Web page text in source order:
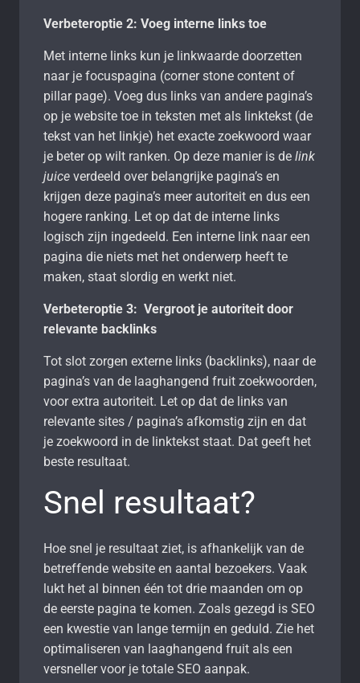
Verbeteroptie 2: Voeg interne links toe
Met interne links kun je linkwaarde doorzetten
naar je focuspagina (corner stone content of
pillar page). Voeg dus links van andere pagina’s
op je website toe in teksten met als linktekst (de
tekst van het linkje) het exacte zoekwoord waar
je beter op wilt ranken. Op deze manier is de link
juice verdeeld over belangrijke pagina’s en
krijgen deze pagina’s meer autoriteit en dus een
hogere ranking. Let op dat de interne links
logisch zijn ingedeeld. Een interne link naar een
pagina die niets met het onderwerp heeft te
maken, staat slordig en werkt niet.
Verbeteroptie 3: Vergroot je autoriteit door
relevante backlinks
Tot slot zorgen externe links (backlinks), naar de
pagina’s van de laaghangend fruit zoekwoorden,
voor extra autoriteit. Let op dat de links van
relevante sites / pagina’s afkomstig zijn en dat
je zoekwoord in de linktekst staat. Dat geeft het
beste resultaat.
Snel resultaat?
Hoe snel je resultaat ziet, is afhankelijk van de
betreffende website en aantal bezoekers. Vaak
lukt het al binnen één tot drie maanden om op
de eerste pagina te komen. Zoals gezegd is SEO
een kwestie van lange termijn en geduld. Zie het
optimaliseren van laaghangend fruit als een
versneller voor je totale SEO aanpak.